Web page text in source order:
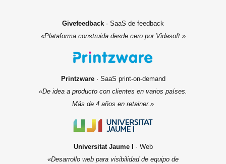
Givefeedback · SaaS de feedback
«Plataforma construida desde cero por Vidasoft.»
Printzware· SaaS print-on-demand
«De idea a producto con clientes en varios países.
Más de 4 años en retainer.»
Universitat Jaume I
· Web
«Desarrollo web para visibilidad de equipo de